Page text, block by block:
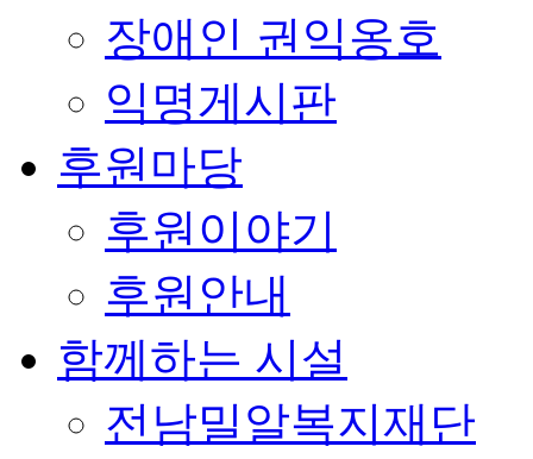
장애인 권익옹호
익명게시판
후원마당
후원이야기
후원안내
함께하는 시설
전남밀알복지재단